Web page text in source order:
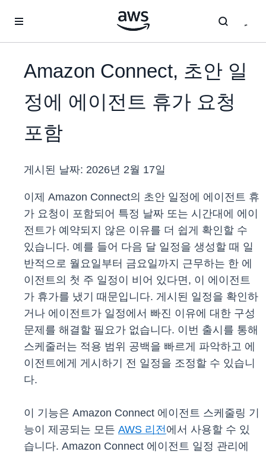
Amazon Connect, 초안 일
정에 에이전트 휴가 요청
포함
게시된 날짜: 2026년 2월 17일
이제 Amazon Connect의 초안 일정에 에이전트 휴
가 요청이 포함되어 특정 날짜 또는 시간대에 에이
전트가 예약되지 않은 이유를 더 쉽게 확인할 수
있습니다. 예를 들어 다음 달 일정을 생성할 때 일
반적으로 월요일부터 금요일까지 근무하는 한 에
이전트의 첫 주 일정이 비어 있다면, 이 에이전트
가 휴가를 냈기 때문입니다. 게시된 일정을 확인하
거나 에이전트가 일정에서 빠진 이유에 대한 구성
문제를 해결할 필요가 없습니다. 이번 출시를 통해
스케줄러는 적용 범위 공백을 빠르게 파악하고 에
이전트에게 게시하기 전 일정을 조정할 수 있습니
다.
이 기능은 Amazon Connect 에이전트 스케줄링 기
능이 제공되는 모든 AWS 리전에서 사용할 수 있
습니다. Amazon Connect 에이전트 일정 관리에